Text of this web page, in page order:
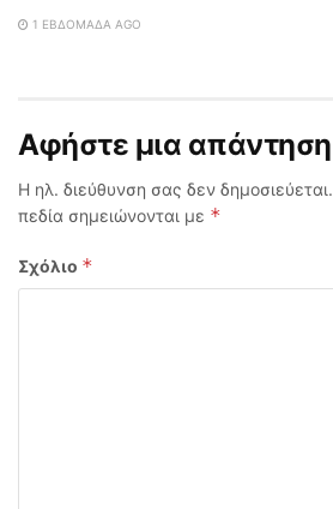
1 ΕΒΔΟΜΆΔΑ AGO
Αφήστε μια απάντηση
Η ηλ. διεύθυνση σας δεν δημοσιεύεται.
πεδία σημειώνονται με *
Σχόλιο *